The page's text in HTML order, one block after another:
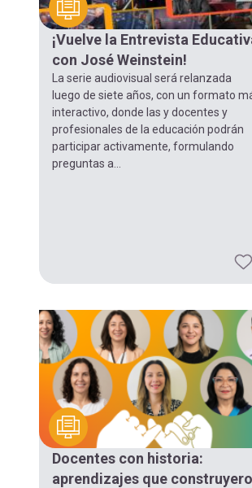
navegación
¡Vuelve la Entrevista
con José Weinstein!
La serie audiovisual será relanzada
luego de siete años, con un formato
interactivo, donde las y docentes y
profesionales de la educación podrán
participar activamente, formulando
preguntas a...
Docentes con historia:
aprendizajes que